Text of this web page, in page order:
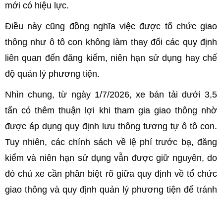
mới có hiệu lực.
Điều này cũng đồng nghĩa việc được tổ chức giao
thông như ô tô con không làm thay đổi các quy định
liên quan đến đăng kiểm, niên hạn sử dụng hay chế
độ quản lý phương tiện.
Nhìn chung, từ ngày 1/7/2026, xe bán tải dưới 3,5
tấn có thêm thuận lợi khi tham gia giao thông nhờ
được áp dụng quy định lưu thông tương tự ô tô con.
Tuy nhiên, các chính sách về lệ phí trước bạ, đăng
kiểm và niên hạn sử dụng vẫn được giữ nguyên, do
đó chủ xe cần phân biệt rõ giữa quy định về tổ chức
giao thông và quy định quản lý phương tiện để tránh